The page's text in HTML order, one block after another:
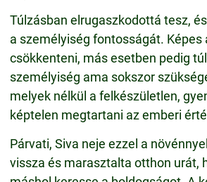
Túlzásban elrugaszkodottá tesz,
a személyiség fontosságát. Képes
csökkenteni, más esetben pedig
személyiség ama sokszor
melyek nélkül a felkészületlen,
képtelen megtartani az emberi
Párvati, Siva neje ezzel a
vissza és marasztalta otthon urát,